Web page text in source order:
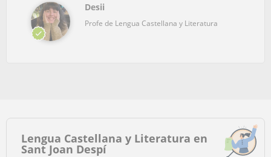
Desii
Profe de Lengua Castellana y Literatura
Lengua Castellana y Literatura en
Sant Joan Despí